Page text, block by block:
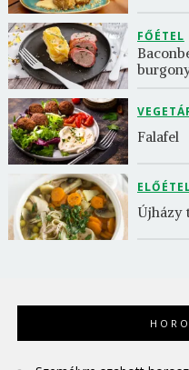
FŐÉTEL
Falafel
Újházy